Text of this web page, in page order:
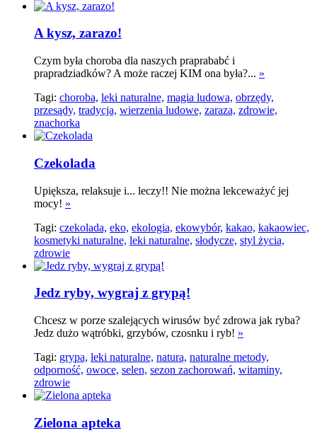
A kysz, zarazo!
Czym była choroba dla naszych praprababć i
prapradziadków? A może raczej KIM ona była?... »
Tagi: choroba, leki naturalne, magia ludowa, obrzędy,
przesądy, tradycja, wierzenia ludowe, zaraza, zdrowie,
znachorka
Czekolada
Upiększa, relaksuje i... leczy!! Nie można lekceważyć jej
mocy! »
Tagi: czekolada, eko, ekologia, ekowybór, kakao, kakaowiec,
kosmetyki naturalne, leki naturalne, słodycze, styl życia,
zdrowie
Jedz ryby, wygraj z grypą!
Chcesz w porze szalejących wirusów być zdrowa jak ryba?
Jedz dużo wątróbki, grzybów, czosnku i ryb! »
Tagi: grypa, leki naturalne, natura, naturalne metody,
odporność, owoce, selen, sezon zachorowań, witaminy,
zdrowie
Zielona apteka